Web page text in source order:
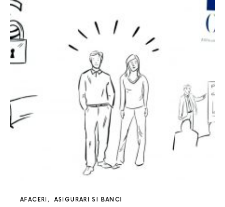
AFACERI ASIGURARI SI BANCI